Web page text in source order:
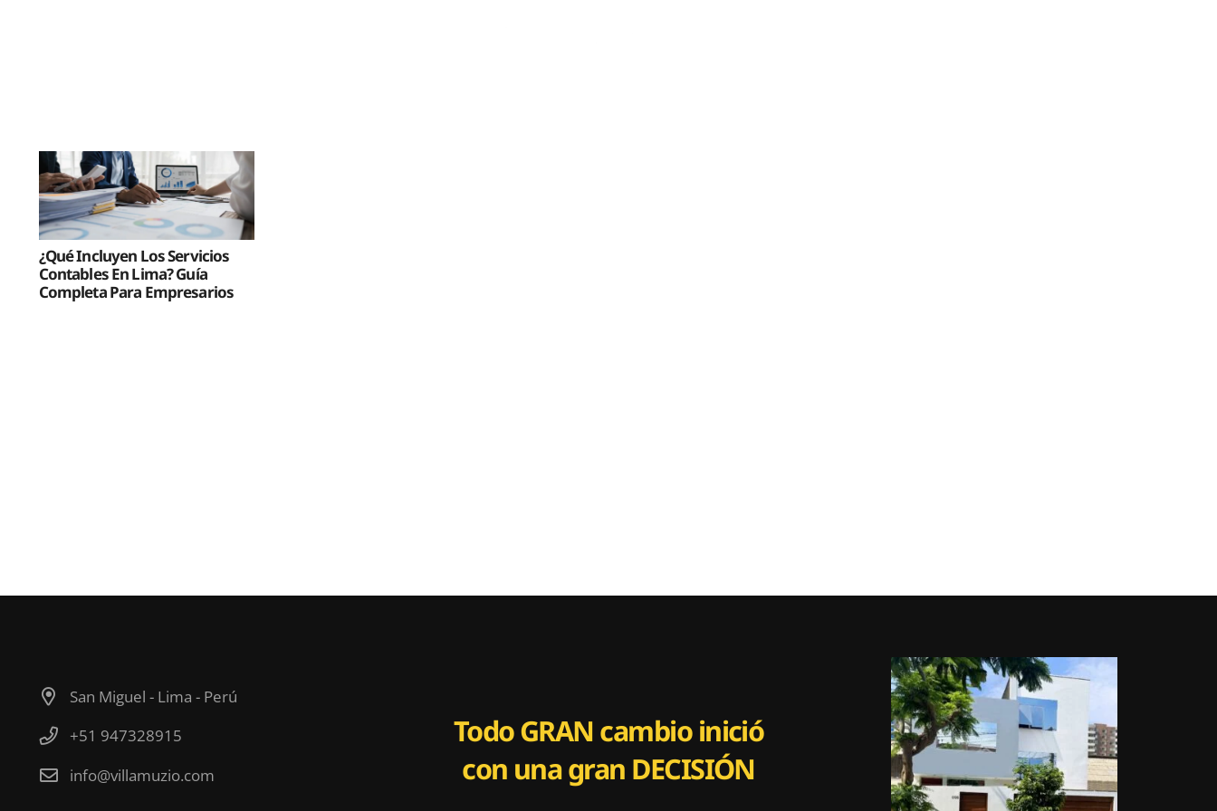
¿Qué Incluyen Los Servicios
Contables En Lima? Guía
Completa Para Empresarios
San Miguel - Lima - Perú
+51 947328915
info@villamuzio.com
TodoGRANcambio inició
con una gran DECISIÓN